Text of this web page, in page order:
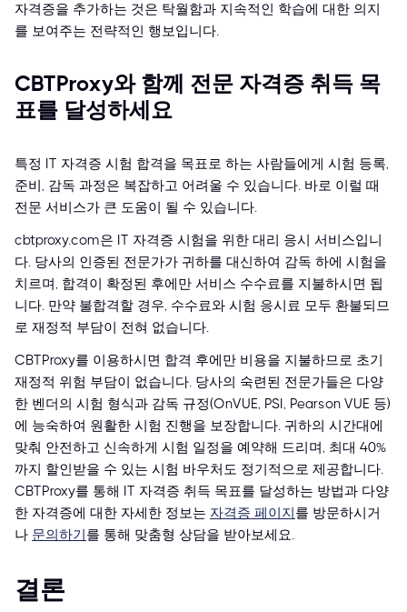
자격증을 추가하는 것은 탁월함과 지속적인 학습에 대한 의지
를 보여주는 전략적인 행보입니다.
CBTProxy와 함께 전문 자격증 취득 목
표를 달성하세요
특정 IT 자격증 시험 합격을 목표로 하는 사람들에게 시험 등록,
준비, 감독 과정은 복잡하고 어려울 수 있습니다. 바로 이럴 때
전문 서비스가 큰 도움이 될 수 있습니다.
cbtproxy.com은 IT 자격증 시험을 위한 대리 응시 서비스입니
다. 당사의 인증된 전문가가 귀하를 대신하여 감독 하에 시험을
치르며, 합격이 확정된 후에만 서비스 수수료를 지불하시면 됩
니다. 만약 불합격할 경우, 수수료와 시험 응시료 모두 환불되므
로 재정적 부담이 전혀 없습니다.
CBTProxy를 이용하시면 합격 후에만 비용을 지불하므로 초기
재정적 위험 부담이 없습니다. 당사의 숙련된 전문가들은 다양
한 벤더의 시험 형식과 감독 규정(OnVUE, PSI, Pearson VUE 등)
에 능숙하여 원활한 시험 진행을 보장합니다. 귀하의 시간대에
맞춰 안전하고 신속하게 시험 일정을 예약해 드리며, 최대 40%
까지 할인받을 수 있는 시험 바우처도 정기적으로 제공합니다.
CBTProxy를 통해 IT 자격증 취득 목표를 달성하는 방법과 다양
한 자격증에 대한 자세한 정보는 자격증 페이지를 방문하시거
나 문의하기를 통해 맞춤형 상담을 받아보세요.
결론